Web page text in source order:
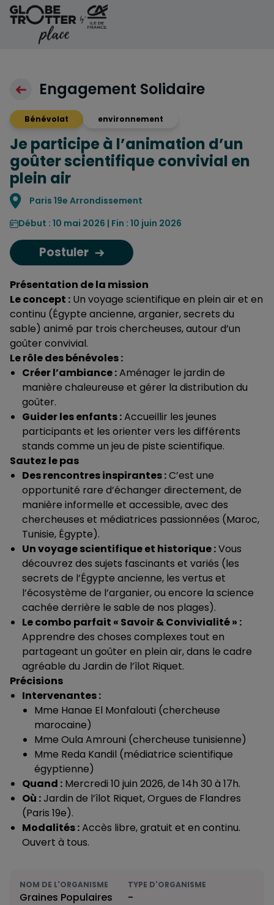
Aller au contenu
Engagement Solidaire
Bénévolat environnement
Je participe à l’animation d’un
goûter scientifique convivial en
plein air
Localisation
Paris 19e Arrondissement
Début : 10 mai 2026 | Fin : 10 juin 2026
Postuler
Présentation de la mission
Le concept : Un voyage scientifique en plein air et en
continu (Égypte ancienne, arganier, secrets du
sable) animé par trois chercheuses, autour d’un
goûter convivial.
Le rôle des bénévoles :
Créer l’ambiance :Aménager le jardin de
manière chaleureuse et gérer la distribution du
goûter.
Guider les enfants :Accueillir les jeunes
participants et les orienter vers les différents
stands comme un jeu de piste scientifique.
Sautez le pas
Des rencontres inspirantes :C’est une
opportunité rare d’échanger directement, de
manière informelle et accessible, avec des
chercheuses et médiatrices passionnées (Maroc,
Tunisie, Égypte).
Un voyage scientifique et historique :Vous
découvrez des sujets fascinants et variés (les
secrets de l’Égypte ancienne, les vertus et
l’écosystème de l’arganier, ou encore la science
cachée derrière le sable de nos plages).
Le combo parfait « Savoir & Convivialité » :
Apprendre des choses complexes tout en
partageant un goûter en plein air, dans le cadre
agréable du Jardin de l’îlot Riquet.
Précisions
Intervenantes :
Mme Hanae El Monfalouti (chercheuse
marocaine)
Mme Oula Amrouni (chercheuse tunisienne)
Mme Reda Kandil (médiatrice scientifique
égyptienne)
Quand : Mercredi 10 juin 2026, de 14h 30 à 17h.
Où :Jardin de l’îlot Riquet, Orgues de Flandres
(Paris 19e).
Modalités :Accès libre, gratuit et en continu.
Ouvert à tous.
NOM DE L'ORGANISME
Graines Populaires
TYPE D'ORGANISME
-